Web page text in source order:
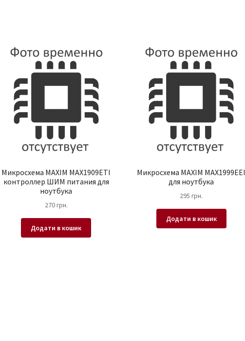
Микросхема MAXIM MAX1909ETI
контроллер ШИМ питания для
ноутбука
270грн.
Додати в кошик
Микросхема MAXIM MAX1999EEI
для ноутбука
295грн.
Додати в кошик